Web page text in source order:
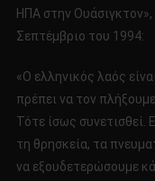
ΗΠΑ στην Ουάσιγκτον»,
Σεπτέμβριο του 1994:
«Ο ελληνικός λαός
πρέπει να τον
Τότε ίσως
τη θρησκεία, τα
να εξουδετερώσουμε